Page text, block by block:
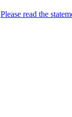
Please read the